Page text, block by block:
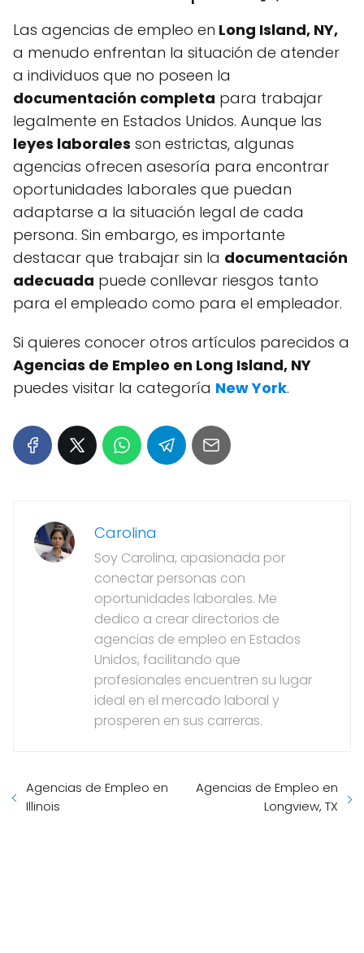
Las agencias de empleo en Long Island, NY,
a menudo enfrentan la situación de atender
a individuos que no poseen la
documentación completa para trabajar
legalmente en Estados Unidos. Aunque las
leyes laborales son estrictas, algunas
agencias ofrecen asesoría para encontrar
oportunidades laborales que puedan
adaptarse a la situación legal de cada
persona. Sin embargo, es importante
destacar que trabajar sin la documentación
adecuada puede conllevar riesgos tanto
para el empleado como para el empleador.
Si quieres conocer otros artículos parecidos a
Agencias de Empleo en Long Island, NY
puedes visitar la categoría New York.
Carolina
Soy Carolina, apasionada por
conectar personas con
oportunidades laborales. Me
dedico a crear directorios de
agencias de empleo en Estados
Unidos, facilitando que
profesionales encuentren su lugar
ideal en el mercado laboral y
prosperen en sus carreras.
Agencias de Empleo en
Illinois
Agencias de Empleo en
Longview, TX